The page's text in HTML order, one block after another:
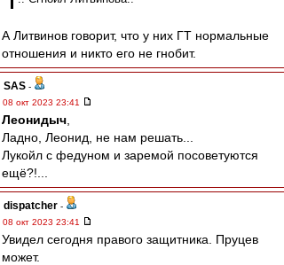
А Литвинов говорит, что у них ГТ нормальные
отношения и никто его не гнобит.
SAS -
08 окт 2023 23:41
Леонидыч
Ладно, Леонид, не нам решать...
Лукойл с федуном и заремой посоветуются
ещё?!...
dispatcher -
08 окт 2023 23:41
Увидел сегодня правого защитника. Пруцев
может.